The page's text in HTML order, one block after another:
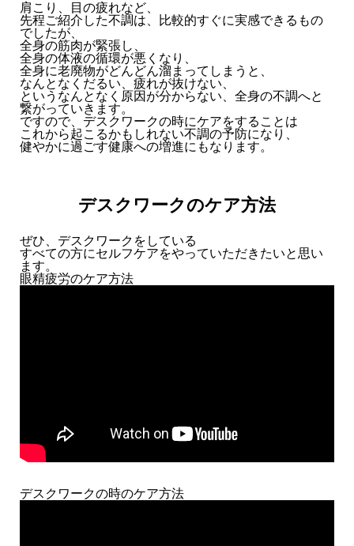
肩こり、目の疲れなど、
先程ご紹介した不調は、比較的すぐに実感できるもの
でしたが、
全身の筋肉が緊張し、
全身の体液の循環が悪くなり、
全身に老廃物がどんどん溜まってしまうと、
なんとなくだるい、疲れが抜けない、
というなんとなく原因が分からない、全身の不調へと
繋がっていきます。
ですので、デスクワークの時にケアをすることは
これから起こるかもしれない不調の予防になり、
健やかに過ごす健康への増進にもなります。
デスクワークのケア方法
ぜひ、デスクワークをしている
すべての方にセルフケアをやっていただきたいと思い
ます。
眼精疲労のケア方法
デスクワークの時のケア方法